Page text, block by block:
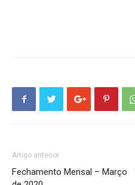
Artigo anterior
Fechamento Mensal – Março